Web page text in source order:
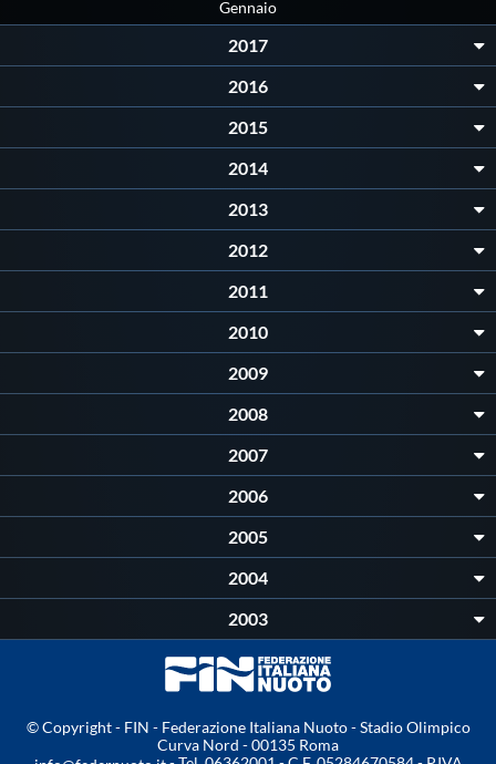
Gennaio
2017
2016
2015
2014
2013
2012
2011
2010
2009
2008
2007
2006
2005
2004
2003
© Copyright - FIN - Federazione Italiana Nuoto - Stadio Olimpico
Curva Nord - 00135 Roma